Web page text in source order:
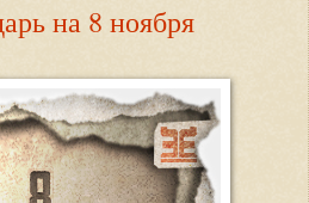
на 8 ноября